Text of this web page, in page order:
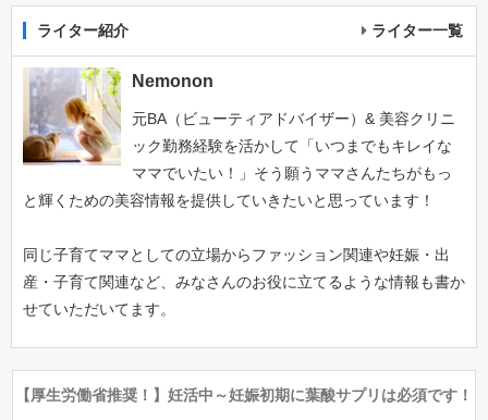
ライター紹介 ライター一覧
Nemonon
元BA（ビューティアドバイザー）& 美容クリニ
ック勤務経験を活かして「いつまでもキレイな
ママでいたい！」そう願うママさんたちがもっ
と輝くための美容情報を提供していきたいと思っています！
同じ子育てママとしての立場からファッション関連や妊娠・出
産・子育て関連など、みなさんのお役に立てるような情報も書か
せていただいてます。
【厚生労働省推奨！】妊活中～妊娠初期に葉酸サプリは必須です！